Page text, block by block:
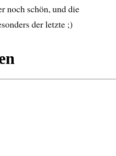
noch schön, und die
der letzte ;)